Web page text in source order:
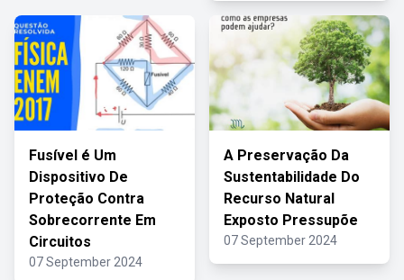
Fusível é Um
Dispositivo De
Proteção Contra
Sobrecorrente Em
Circuitos
07 September 2024
A Preservação Da
Sustentabilidade Do
Recurso Natural
Exposto Pressupõe
07 September 2024